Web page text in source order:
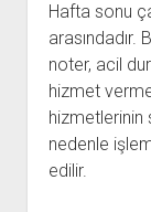
Hafta sonu
noter, acil
hizmet
hizmetlerinin
nedenle
edilir.